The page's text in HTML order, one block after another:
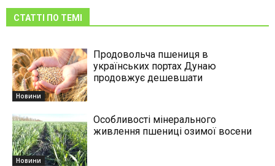
СТАТТІ ПО ТЕМІ
Новини
Продовольча пшениця в
українських портах Дунаю
продовжує дешевшати
Новини
Особливості мінерального
живлення пшениці озимої восени